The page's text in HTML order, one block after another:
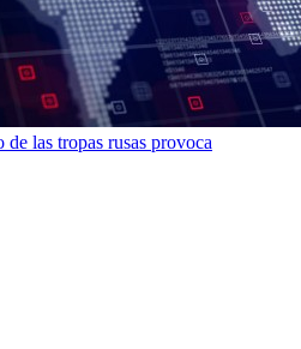
las tropas rusas provoca